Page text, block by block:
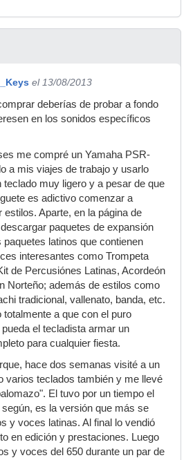
el 13/08/2013
deberías de probar a fondo
en los sonidos específicos
me compré un Yamaha PSR-
a mis viajes de trabajo y usarlo
teclado muy ligero y a pesar de que
es adictivo comenzar a
estilos. Aparte, en la página de
paquetes de expansión
paquetes latinos que contienen
interesantes como Trompeta
de Percusiónes Latinas, Acordeón
Norteño; además de estilos como
tradicional, vallenato, banda, etc.
totalmente a que con el puro
el tecladista armar un
para cualquier fiesta.
hace dos semanas visité a un
varios teclados también y me llevé
El tuvo por un tiempo el
según, es la versión que más se
y voces latinas. Al final lo vendió
en edición y prestaciones. Luego
y voces del 650 durante un par de